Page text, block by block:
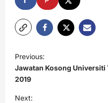
o
s
t
Previous:
Jawatan Kosong Universiti
2019
Next: